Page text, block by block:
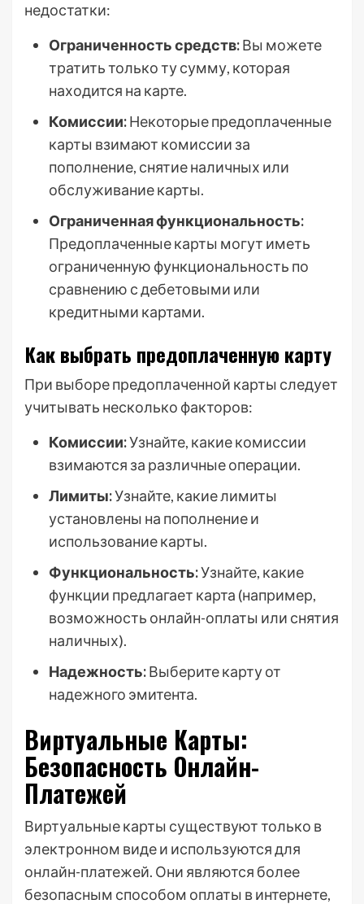
недостатки:
Ограниченность средств:Вы можете
тратить только ту сумму, которая
находится на карте.
Комиссии:Некоторые предоплаченные
карты взимают комиссии за
пополнение, снятие наличных или
обслуживание карты.
Ограниченная функциональность:
Предоплаченные карты могут иметь
ограниченную функциональность по
сравнению с дебетовыми или
кредитными картами.
Как выбрать предоплаченную карту
При выборе предоплаченной карты следует
учитывать несколько факторов:
Комиссии:Узнайте, какие комиссии
взимаются за различные операции.
Лимиты:Узнайте, какие лимиты
установлены на пополнение и
использование карты.
Функциональность:Узнайте, какие
функции предлагает карта (например,
возможность онлайн-оплаты или снятия
наличных).
Надежность:Выберите карту от
надежного эмитента.
Виртуальные Карты:
Безопасность Онлайн-
Платежей
Виртуальные карты существуют только в
электронном виде и используются для
онлайн-платежей. Они являются более
безопасным способом оплаты в интернете,